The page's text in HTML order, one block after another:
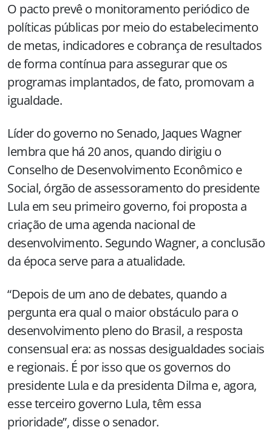
O pacto prevê o monitoramento periódico de
políticas públicas por meio do estabelecimento
de metas, indicadores e cobrança de resultados
de forma contínua para assegurar que os
programas implantados, de fato, promovam a
igualdade.
Líder do governo no Senado, Jaques Wagner
lembra que há 20 anos, quando dirigiu o
Conselho de Desenvolvimento Econômico e
Social, órgão de assessoramento do presidente
Lula em seu primeiro governo, foi proposta a
criação de uma agenda nacional de
desenvolvimento. Segundo Wagner, a conclusão
da época serve para a atualidade.
“Depois de um ano de debates, quando a
pergunta era qual o maior obstáculo para o
desenvolvimento pleno do Brasil, a resposta
consensual era: as nossas desigualdades sociais
e regionais. É por isso que os governos do
presidente Lula e da presidenta Dilma e, agora,
esse terceiro governo Lula, têm essa
prioridade”, disse o senador.